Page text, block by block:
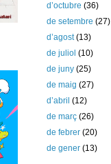
d’octubre(36)
de setembre(27)
d’agost(13)
de juliol(10)
de juny(25)
de maig(27)
d’abril(12)
de març(26)
de febrer(20)
de gener(13)